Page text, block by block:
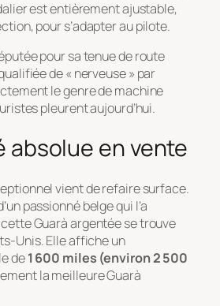
est entièrement ajustable,
pour s’adapter au pilote.
pour sa tenue de route
de « nerveuse » par
le genre de machine
pleurent aujourd’hui.
absolue en vente
vient de refaire surface.
passionné belge qui l’a
Guarà argentée se trouve
Unis. Elle affiche un
de1 600 miles (environ 2 500
la meilleure Guarà